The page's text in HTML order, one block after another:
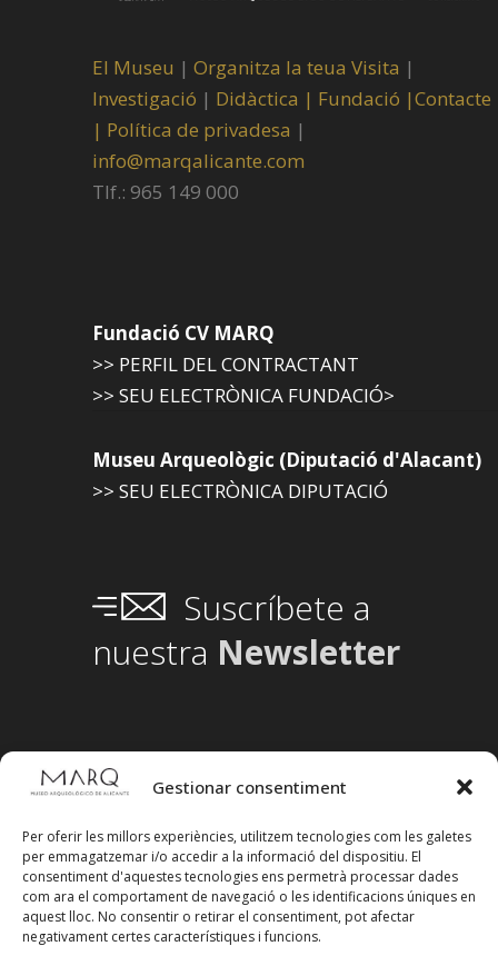
Gestionar consentiment
Per oferir les millors experiències, utilitzem tecnologies com les galetes
per emmagatzemar i/o accedir a la informació del dispositiu. El
consentiment d'aquestes tecnologies ens permetrà processar dades
com ara el comportament de navegació o les identificacions úniques en
aquest lloc. No consentir o retirar el consentiment, pot afectar
negativament certes característiques i funcions.
El Museu | Organitza la teua Visita |
Investigació | Didàctica | Fundació |Contacte
| Política de privadesa |
info@marqalicante.com
Tlf.: 965 149 000
Fundació CV MARQ
>> PERFIL DEL CONTRACTANT
>> SEU ELECTRÒNICA FUNDACIÓ>
Museu Arqueològic (Diputació d'Alacant)
>> SEU ELECTRÒNICA DIPUTACIÓ
Suscríbete a
nuestra Newsletter